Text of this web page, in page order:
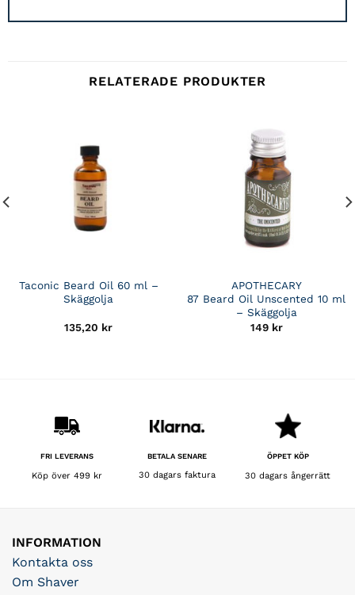
RELATERADE PRODUKTER
Taconic Beard Oil 60 ml –
Skäggolja
135,20 kr
APOTHECARY
87 Beard Oil Unscented 10 ml
– Skäggolja
149 kr
FRI LEVERANS
Köp över 499 kr
BETALA SENARE
30 dagars faktura
ÖPPET KÖP
30 dagars ångerrätt
INFORMATION
Kontakta oss
Om Shaver